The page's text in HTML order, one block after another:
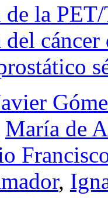
la
cáncer
María de
,